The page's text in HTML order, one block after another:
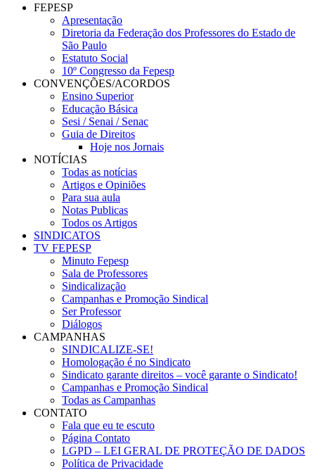
FEPESP
Apresentação
Diretoria da Federação dos Professores do Estado de
São Paulo
Estatuto Social
10º Congresso da Fepesp
CONVENÇÕES/ACORDOS
Ensino Superior
Educação Básica
Sesi / Senai / Senac
Guia de Direitos
Hoje nos Jornais
NOTÍCIAS
Todas as notícias
Artigos e Opiniões
Para sua aula
Notas Publicas
Todos os Artigos
SINDICATOS
TV FEPESP
Minuto Fepesp
Sala de Professores
Sindicalização
Campanhas e Promoção Sindical
Ser Professor
Diálogos
CAMPANHAS
SINDICALIZE-SE!
Homologação é no Sindicato
Sindicato garante direitos – você garante o Sindicato!
Campanhas e Promoção Sindical
Todas as Campanhas
CONTATO
Fala que eu te escuto
Página Contato
LGPD – LEI GERAL DE PROTEÇÃO DE DADOS
Política de Privacidade